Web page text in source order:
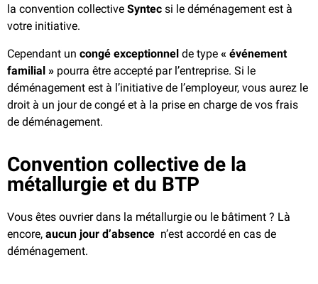
la convention collective Syntec si le déménagement est à
votre initiative.
Cependant un congé exceptionnel de type « événement
familial » pourra être accepté par l’entreprise. Si le
déménagement est à l’initiative de l’employeur, vous aurez le
droit à un jour de congé et à la prise en charge de vos frais
de déménagement.
Convention collective de la
métallurgie et du BTP
Vous êtes ouvrier dans la métallurgie ou le bâtiment ? Là
encore, aucun jour d’absence n’est accordé en cas de
déménagement.